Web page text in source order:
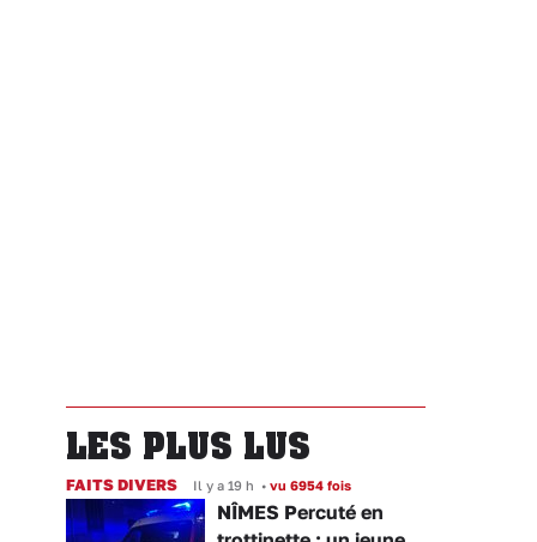
LES PLUS LUS
FAITS DIVERS Il y a 19 h • vu 6954 fois
NÎMES Percuté en